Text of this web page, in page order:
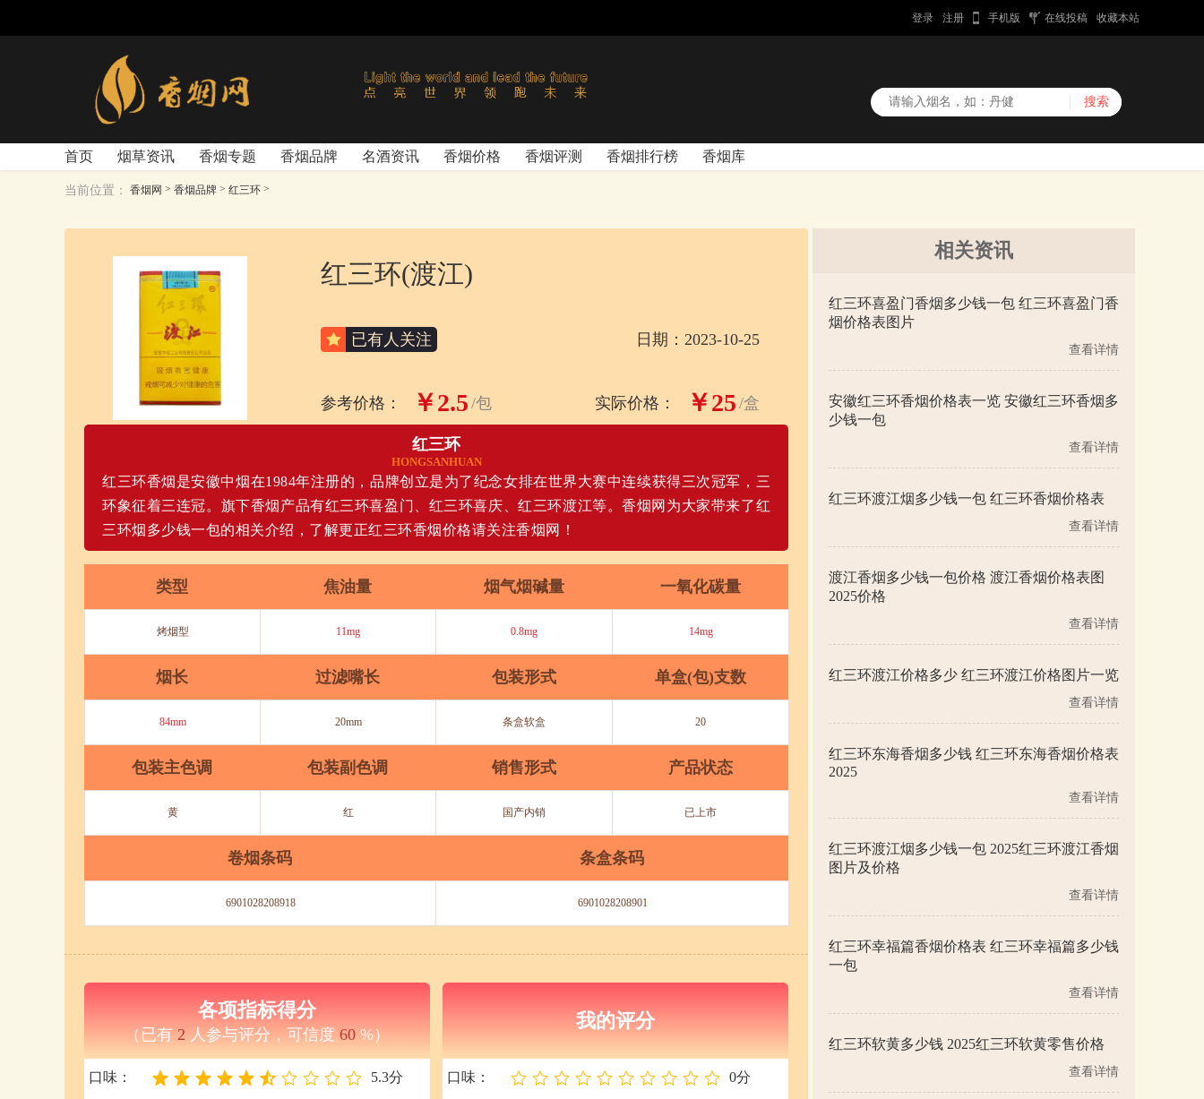
登录 注册 手机版 在线投稿 收藏本站
首页 烟草资讯 香烟专题 香烟品牌 名酒资讯 香烟价格 香烟评测 香烟排行榜 香烟库
当前位置： 香烟网 > 香烟品牌 > 红三环 >
红三环(渡江)
已有人关注 日期：2023-10-25
参考价格： ￥2.5 /包 实际价格： ￥25 /盒
红三环
HONGSANHUAN
红三环香烟是安徽中烟在1984年注册的，品牌创立是为了纪念女排在世界大赛中连续获得三次冠军，三
环象征着三连冠。旗下香烟产品有红三环喜盈门、红三环喜庆、红三环渡江等。香烟网为大家带来了红
三环烟多少钱一包的相关介绍，了解更正红三环香烟价格请关注香烟网！
类型 焦油量 烟气烟碱量 一氧化碳量
烤烟型 11mg 0.8mg 14mg
烟长 过滤嘴长 包装形式 单盒(包)支数
84mm 20mm 条盒软盒 20
包装主色调 包装副色调 销售形式 产品状态
黄 红 国产内销 已上市
卷烟条码 条盒条码
6901028208918 6901028208901
各项指标得分
（已有 2 人参与评分，可信度 60 %）
口味： 5.3分
我的评分
口味： 0分
相关资讯
红三环喜盈门香烟多少钱一包 红三环喜盈门香
烟价格表图片
查看详情
安徽红三环香烟价格表一览 安徽红三环香烟多
少钱一包
查看详情
红三环渡江烟多少钱一包 红三环香烟价格表
查看详情
渡江香烟多少钱一包价格 渡江香烟价格表图
2025价格
查看详情
红三环渡江价格多少 红三环渡江价格图片一览
查看详情
红三环东海香烟多少钱 红三环东海香烟价格表
2025
查看详情
红三环渡江烟多少钱一包 2025红三环渡江香烟
图片及价格
查看详情
红三环幸福篇香烟价格表 红三环幸福篇多少钱
一包
查看详情
红三环软黄多少钱 2025红三环软黄零售价格
查看详情